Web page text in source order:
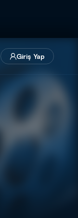
Giriş Yap